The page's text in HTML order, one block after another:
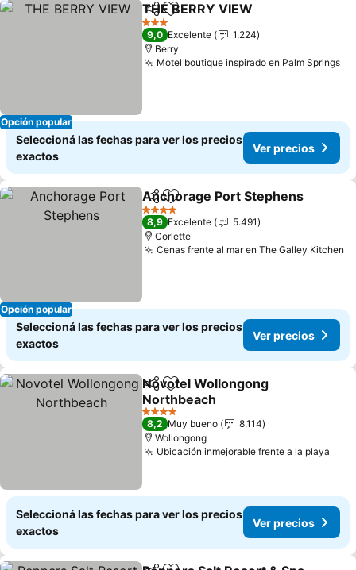
Opción popular
Compartir
Añadir a favoritos
THE BERRY VIEW
3 Estrellas
9,0 Excelente
1.224
Berry
Motel boutique inspirado en Palm Springs
Seleccioná las fechas para ver los precios
exactos
Ver precios
Opción popular
CompartirAñadir a favoritos
Anchorage Port Stephens
4 Estrellas
8,9 Excelente
5.491
Corlette
Cenas frente al mar en The Galley Kitchen
Seleccioná las fechas para ver los precios
exactos
Ver precios
CompartirAñadir a favoritos
Novotel Wollongong
Northbeach
4 Estrellas
8,2 Muy bueno
8.114
Wollongong
Ubicación inmejorable frente a la playa
Seleccioná las fechas para ver los precios
exactos
Ver precios